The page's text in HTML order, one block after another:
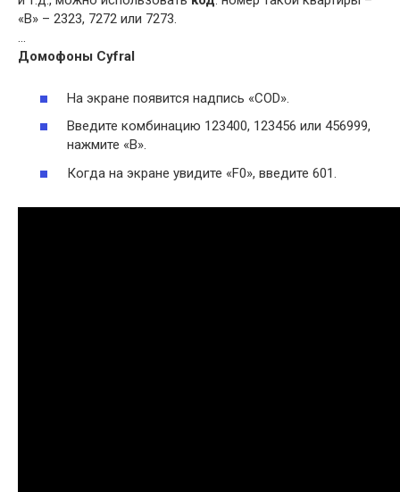
«В» – 2323, 7272 или 7273.
…
Домофоны Cyfral
На экране появится надпись «COD».
Введите комбинацию 123400, 123456 или 456999,
нажмите «В».
Когда на экране увидите «F0», введите 601.